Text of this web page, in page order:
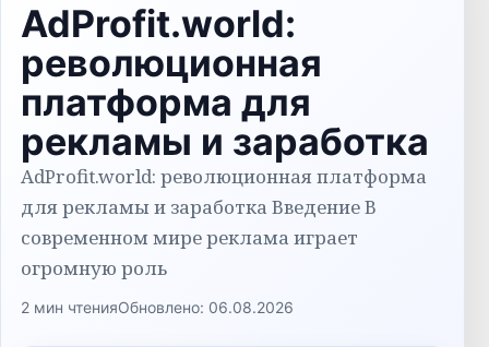
AdProfit.world:
революционная
платформа для
рекламы и заработка
AdProfit.world: революционная платформа
для рекламы и заработка Введение В
современном мире реклама играет
огромную роль
2 мин чтенияОбновлено: 06.08.2026